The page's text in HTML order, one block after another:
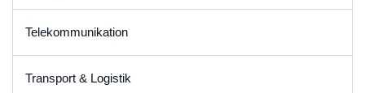
Telekommunikation
Transport & Logistik